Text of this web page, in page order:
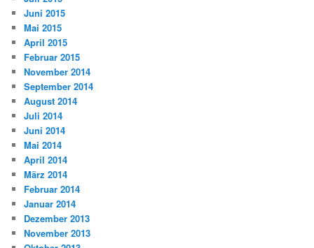
Juni 2015
Mai 2015
April 2015
Februar 2015
November 2014
September 2014
August 2014
Juli 2014
Juni 2014
Mai 2014
April 2014
März 2014
Februar 2014
Januar 2014
Dezember 2013
November 2013